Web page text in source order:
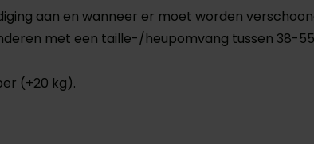
aan en wanneer er moet worden
met een taille-/heupomvang tussen 38-
(+20 kg).